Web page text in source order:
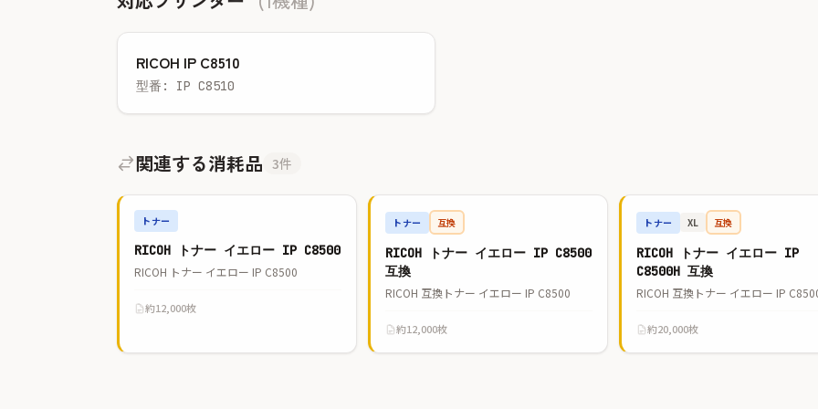
RICOH IP C8510
型番: IP C8510
関連する消耗品 3件
トナー
RICOH トナー イエロー IP C8500
RICOH トナー イエロー IP C8500
約12,000枚
トナー 互換
RICOH トナー イエロー IP C8500
互換
RICOH 互換トナー イエロー IP C8500
約12,000枚
トナー XL 互換
RICOH トナー イエロー IP
C8500H 互換
約20,000枚